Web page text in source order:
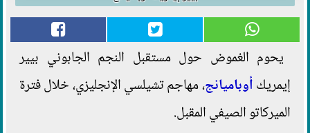
يحوم الغموض حول مستقبل النجم الجابوني بيير
إيمريكأوباميانج، مهاجم تشيلسي الإنجليزي، خلال فترة
الميركاتو الصيفي المقبل.